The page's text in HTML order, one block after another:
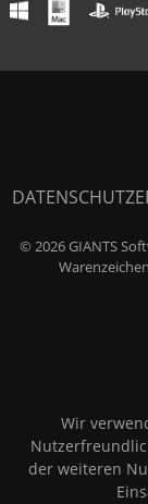
© 2026 GIANTS
Wir
der weiteren